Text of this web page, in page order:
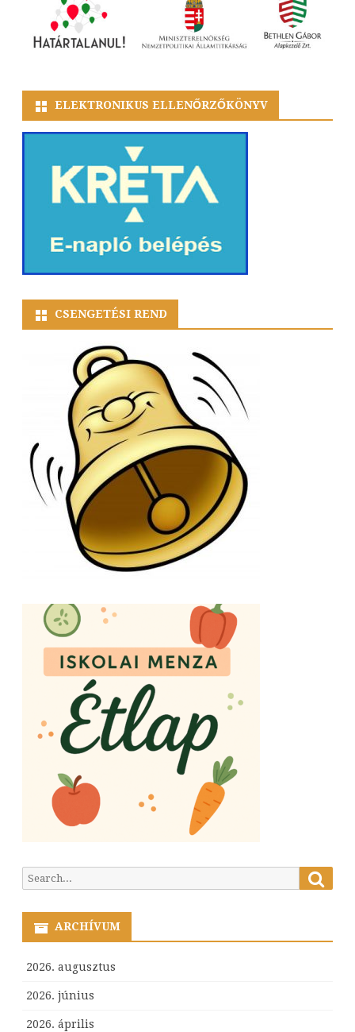
ELEKTRONIKUS ELLENŐRZŐKÖNYV
CSENGETÉSI REND
Search
ARCHÍVUM
2026. augusztus
2026. június
2026. április